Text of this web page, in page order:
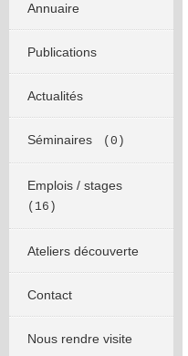
Annuaire
Publications
Actualités
Séminaires (0)
Emplois / stages
(16)
Ateliers découverte
Contact
Nous rendre visite